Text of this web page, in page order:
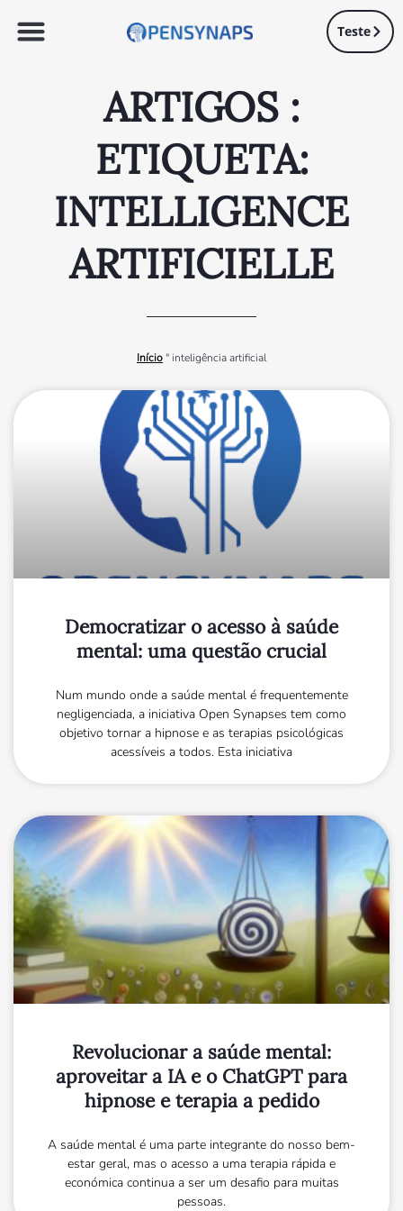
Teste
ARTIGOS :
ETIQUETA:
INTELLIGENCE
ARTIFICIELLE
Início " inteligência artificial
Democratizar o acesso à saúde
mental: uma questão crucial
Num mundo onde a saúde mental é frequentemente
negligenciada, a iniciativa Open Synapses tem como
objetivo tornar a hipnose e as terapias psicológicas
acessíveis a todos. Esta iniciativa
Revolucionar a saúde mental:
aproveitar a IA e o ChatGPT para
hipnose e terapia a pedido
A saúde mental é uma parte integrante do nosso bem-
estar geral, mas o acesso a uma terapia rápida e
económica continua a ser um desafio para muitas
pessoas.